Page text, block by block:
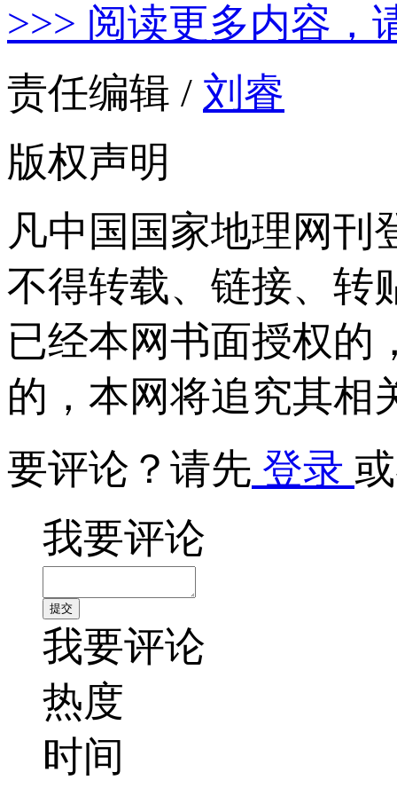
>>> 阅读更多内容，
责任编辑 / 刘睿
版权声明
凡中国国家地理网刊
不得转载、链接、转
已经本网书面授权的
的，本网将追究其相
要评论？请先 登录
我要评论
我要评论
热度
时间